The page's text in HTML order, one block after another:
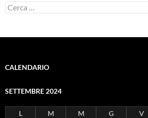
Ricerca
per:
CALENDARIO
SETTEMBRE 2024
L M M G V